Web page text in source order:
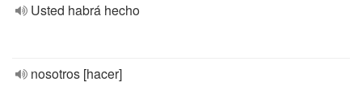
Usted habrá hecho
nosotros [hacer]